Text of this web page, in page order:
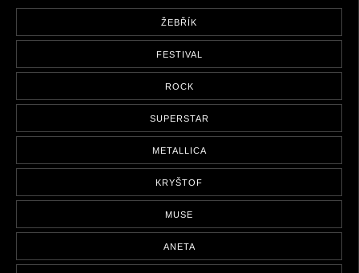
ŽEBŘÍK
FESTIVAL
ROCK
SUPERSTAR
METALLICA
KRYŠTOF
MUSE
ANETA